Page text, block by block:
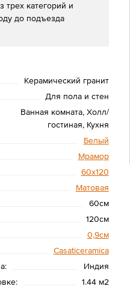
трех категорий и
до подъезда
Керамический гранит
Для пола и стен
Ванная комната, Холл/
гостиная, Кухня
Белый
Мрамор
60х120
Матовая
60см
120см
0,9см
Casaticeramica
Индия
1.44 м2